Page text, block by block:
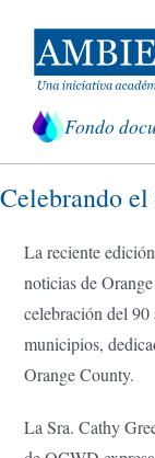
contenido
Fondo
Celebrando
La reciente
noticias de
celebración del 90
municipios,
Orange County.
La Sra. Cathy